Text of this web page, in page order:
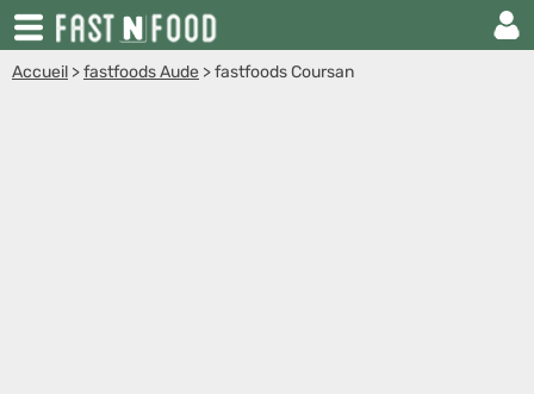
Accueil >fastfoods Aude >fastfoods Coursan